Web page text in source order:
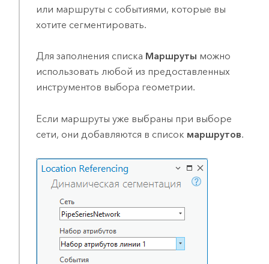
или маршруты с событиями, которые вы
хотите сегментировать.
Для заполнения списка Маршруты можно
использовать любой из предоставленных
инструментов выбора геометрии.
Если маршруты уже выбраны при выборе
сети, они добавляются в список маршрутов.